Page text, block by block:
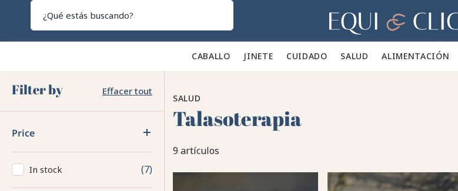
Hogar
CABALLO 🐎 JINETE 👕 CUIDADO 🪮 SALUD ✨ALIMENTACIÓN 🥕
Filter by Effacer tout
Price
In stock 7
SALUD
Talasoterapia
9 artículos